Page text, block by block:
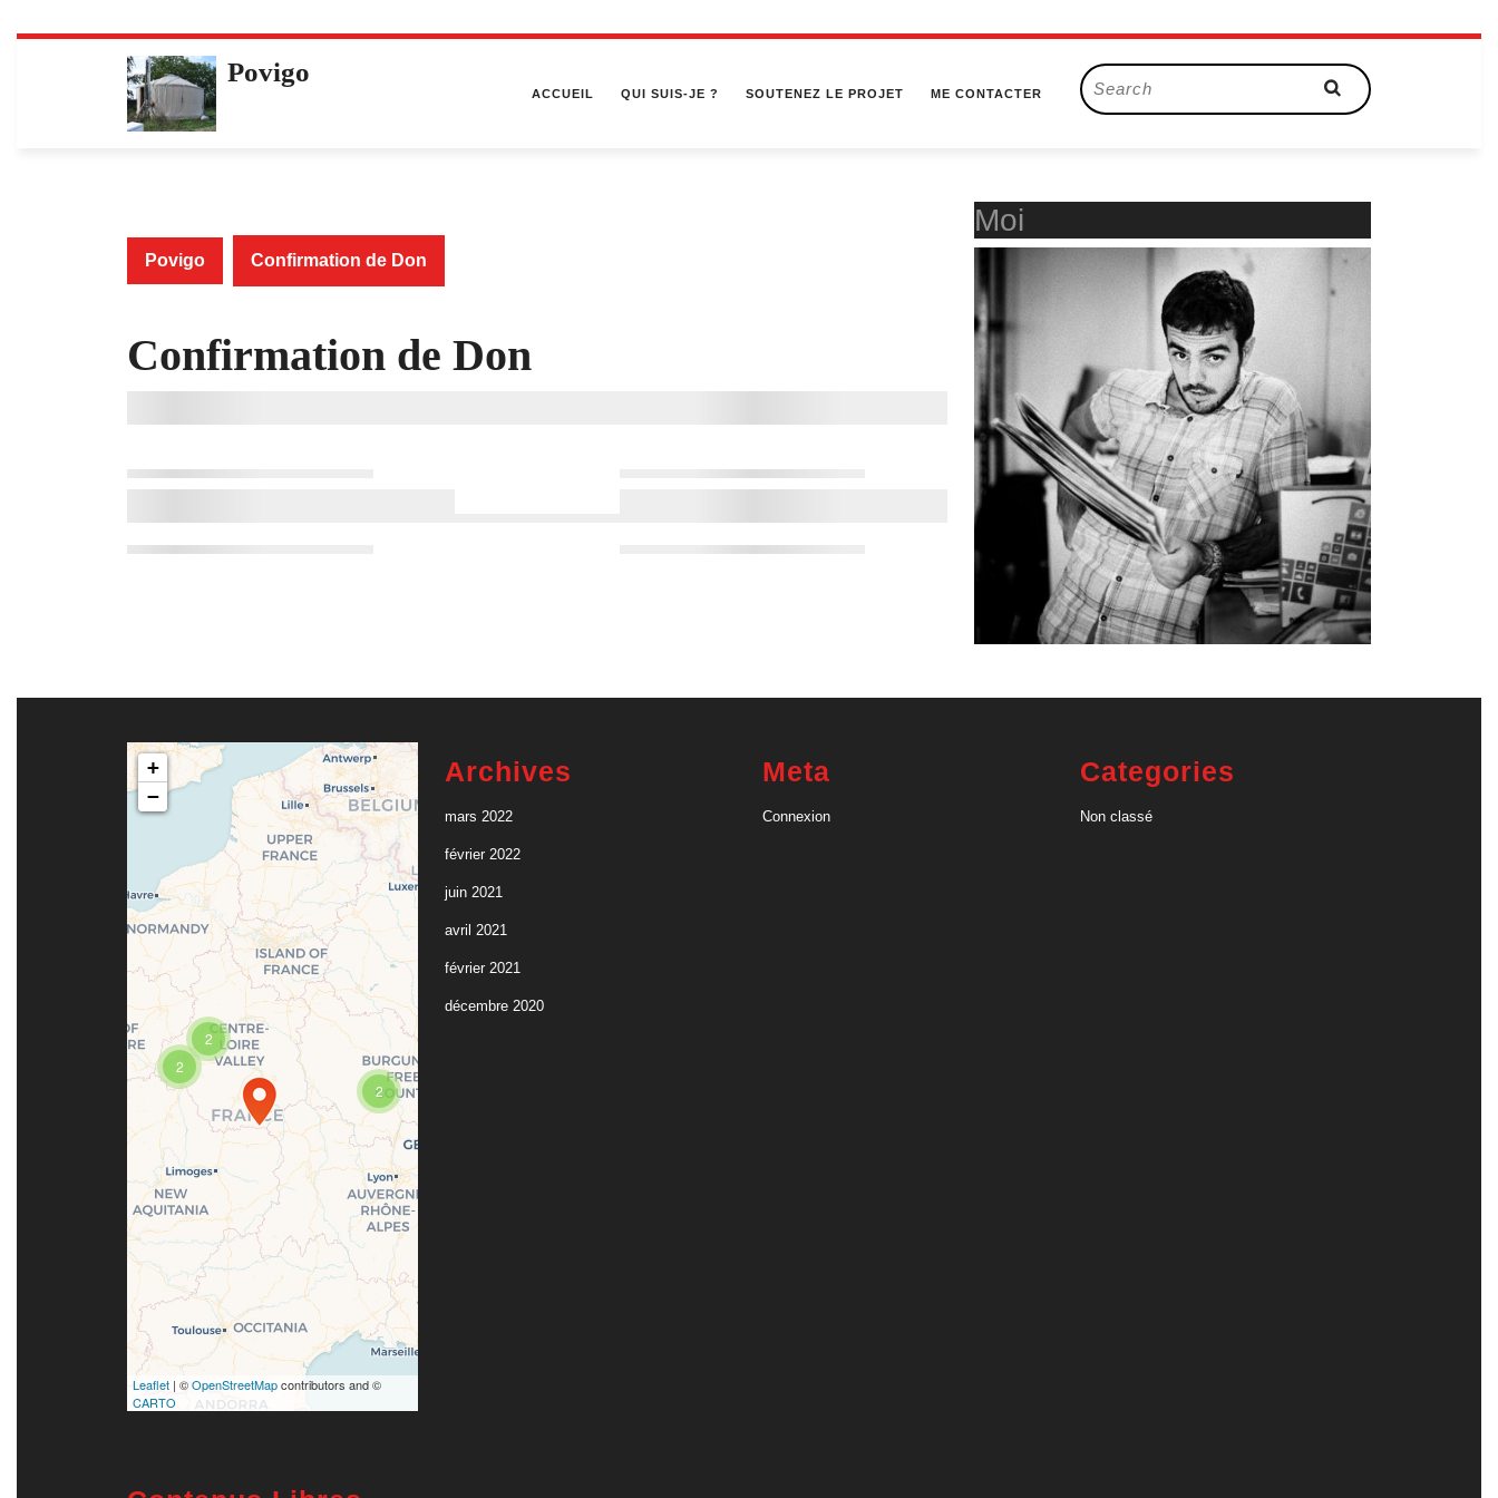
Skip
Povigo
ACCUEIL QUI SUIS-JE ? SOUTENEZ LE PROJET ME CONTACTER
Search
for:
Povigo Confirmation de Don
Confirmation de Don
Moi
Travelers' Map is
loading...
If you see this after your
page is loaded
completely, leafletJS
files are missing.
2
2
2
+
−
Leaflet | ©OpenStreetMapcontributors and ©
CARTO
Archives
mars 2022
février 2022
juin 2021
avril 2021
février 2021
décembre 2020
Meta
Connexion
Categories
Non classé